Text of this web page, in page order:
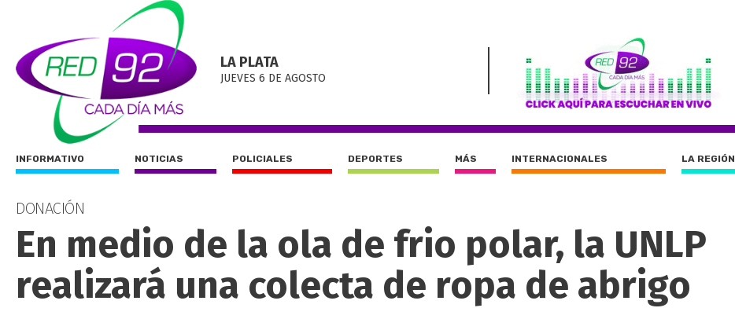
LA PLATA
JUEVES 6 DE AGOSTO
INFORMATIVO NOTICIAS POLICIALES DEPORTES MÁS INTERNACIONALES LA REGIÓN
DONACIÓN
En medio de la ola de frio polar, la UNLP
realizará una colecta de ropa de abrigo